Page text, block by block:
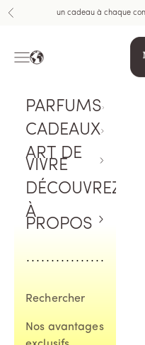
Aller au contenu
Précédent un cadeau à chaque
Menu
PARFUMS
CADEAUX
ART DE
VIVRE
DÉCOUVREZ
À
PROPOS
Rechercher
Nos avantages